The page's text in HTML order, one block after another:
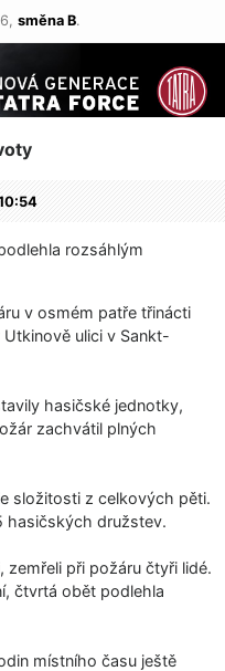
směna B.
rozsáhlým
v osmém patře třinácti
ulici v Sankt-
hasičské jednotky,
zachvátil plných
složitosti z celkových pěti.
hasičských družstev.
při požáru čtyři lidé.
čtvrtá obět podlehla
místního času ještě